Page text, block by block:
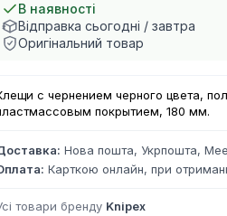
В наявності
Відправка сьогодні / завтра
Оригінальний товар
с чернением черного цвета,
покрытием, 180 мм.
Нова пошта, Укрпошта,
Карткою онлайн, при
товари бренду Knipex